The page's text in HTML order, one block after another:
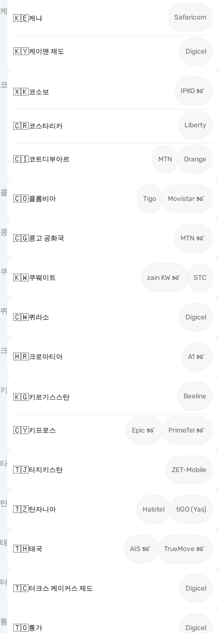
케
🇰🇪케냐 Safaricom
🇰🇾케이맨 제도 Digicel
코
🇽🇰코소보 IPKO
🇨🇷코스타리카 Liberty
🇨🇮코트디부아르 MTN Orange
콜
🇨🇴콜롬비아 Tigo Movistar
콩
🇨🇬콩고 공화국 MTN
쿠
🇰🇼쿠웨이트 zain KW STC
퀴
🇨🇼퀴라소 Digicel
크
🇭🇷크로아티아 A1
키
🇰🇬키르기스스탄 Beeline
🇨🇾키프로스 Epic PrimeTel
타
🇹🇯타지키스탄 ZET-Mobile
탄
🇹🇿탄자니아 Halotel tiGO (Yas)
태
🇹🇭태국 AIS TrueMove
터
🇹🇨터크스 케이커스 제도 Digicel
통
🇹🇴통가 Digicel